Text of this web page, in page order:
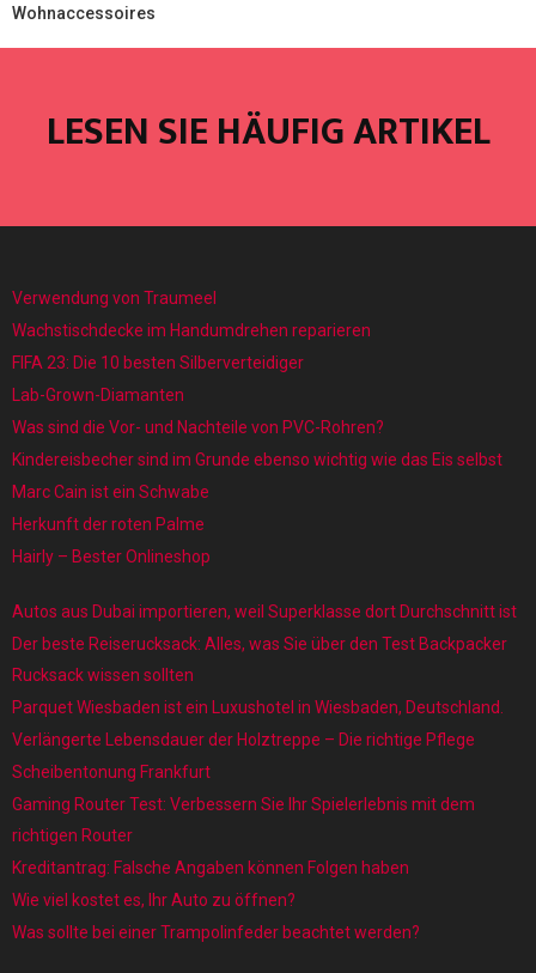
Wohnaccessoires
LESEN SIE HÄUFIG ARTIKEL
Verwendung von Traumeel
Wachstischdecke im Handumdrehen reparieren
FIFA 23: Die 10 besten Silberverteidiger
Lab-Grown-Diamanten
Was sind die Vor- und Nachteile von PVC-Rohren?
Kindereisbecher sind im Grunde ebenso wichtig wie das Eis selbst
Marc Cain ist ein Schwabe
Herkunft der roten Palme
Hairly – Bester Onlineshop
Autos aus Dubai importieren, weil Superklasse dort Durchschnitt ist
Der beste Reiserucksack: Alles, was Sie über den Test Backpacker
Rucksack wissen sollten
Parquet Wiesbaden ist ein Luxushotel in Wiesbaden, Deutschland.
Verlängerte Lebensdauer der Holztreppe – Die richtige Pflege
Scheibentonung Frankfurt
Gaming Router Test: Verbessern Sie Ihr Spielerlebnis mit dem
richtigen Router
Kreditantrag: Falsche Angaben können Folgen haben
Wie viel kostet es, Ihr Auto zu öffnen?
Was sollte bei einer Trampolinfeder beachtet werden?